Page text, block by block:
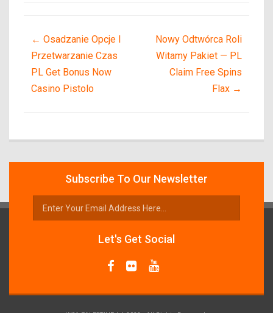
← Osadzanie Opcje I
Przetwarzanie Czas
PL Get Bonus Now
Casino Pistolo
Nowy Odtwórca Roli
Witamy Pakiet — PL
Claim Free Spins
Flax →
Subscribe To Our Newsletter
Let's Get Social